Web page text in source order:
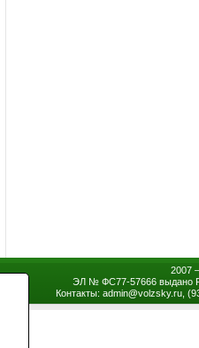
2007
ЭЛ № ФС77-57666 выдано
Контакты: admin@volzsky.ru,